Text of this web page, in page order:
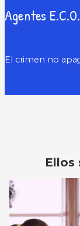
Agentes
El crimen no
Ellos